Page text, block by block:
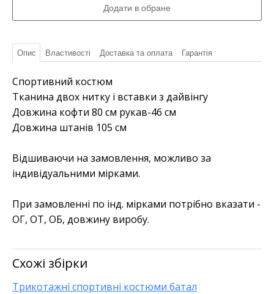
Опис Властивості Доставка та оплата Гарантія
Спортивний костюм
Тканина двох нитку і вставки з дайвінгу
Довжина кофти 80 см рукав-46 см
Довжина штанів 105 см
Відшиваючи на замовлення, можливо за
індивідуальними мірками.
При замовленні по інд. мірками потрібно вказати -
ОГ, ОТ, ОБ, довжину виробу.
Схожі збірки
Трикотажні спортивні костюми батал